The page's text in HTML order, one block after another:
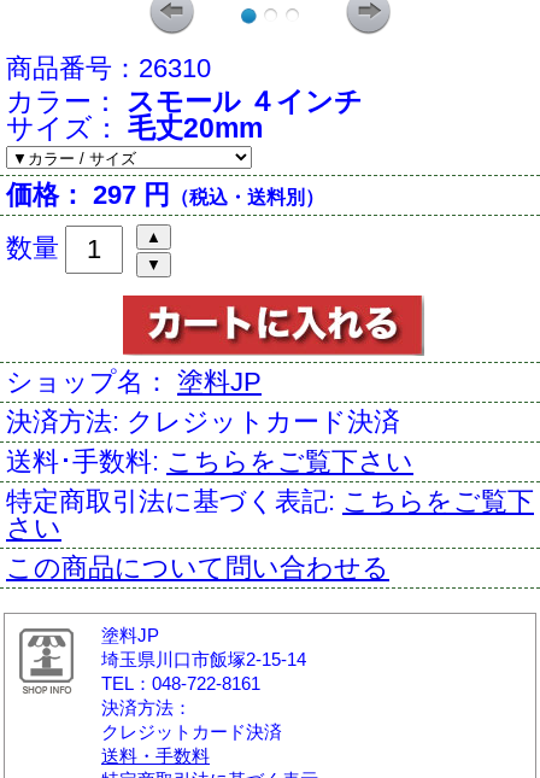
商品番号： 26310
カラー：
スモール ４インチ
サイズ：
毛丈20mm
価格： 297 円 （税込・送料別）
数量
ショップ名： 塗料JP
決済方法: クレジットカード決済
送料･手数料: こちらをご覧下さい
特定商取引法に基づく表記: こちらをご覧下
さい
この商品について問い合わせる
塗料JP
埼玉県川口市飯塚2-15-14
TEL：048-722-8161
決済方法：
クレジットカード決済
送料・手数料